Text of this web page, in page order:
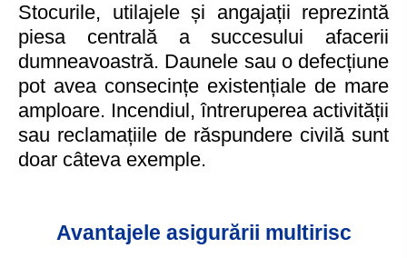
Stocurile, utilajele și angajații reprezintă
piesa centrală a succesului afacerii
dumneavoastră. Daunele sau o defecțiune
pot avea consecințe existențiale de mare
amploare. Incendiul, întreruperea activității
sau reclamațiile de răspundere civilă sunt
doar câteva exemple.
Avantajele asigurării multirisc